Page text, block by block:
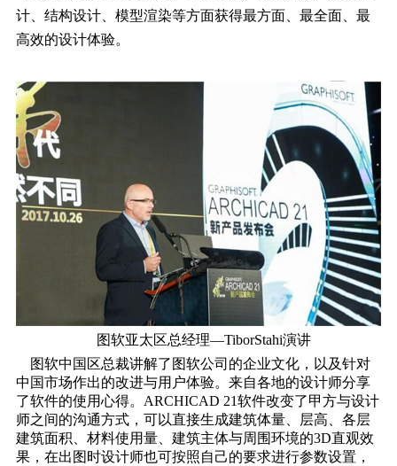
计、结构设计、模型渲染等方面获得最方面、最全面、最
高效的设计体验。
图软亚太区总经理―TiborStahi演讲
图软中国区总裁讲解了图软公司的企业文化，以及针对
中国市场作出的改进与用户体验。来自各地的设计师分享
了软件的使用心得。ARCHICAD 21软件改变了甲方与设计
师之间的沟通方式，可以直接生成建筑体量、层高、各层
建筑面积、材料使用量、建筑主体与周围环境的3D直观效
果，在出图时设计师也可按照自己的要求进行参数设置，